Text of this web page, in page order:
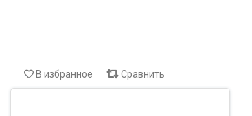
В избранное Сравнить